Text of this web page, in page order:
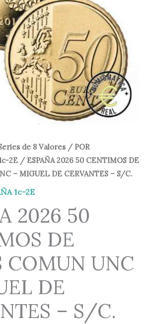
de 8 Valores / POR
2E / ESPAÑA 2026 50 CENTIMOS DE
– MIGUEL DE CERVANTES – S/C.
1c-2E
2026 50
DE
COMUN UNC
DE
– S/C.
1,50 €.